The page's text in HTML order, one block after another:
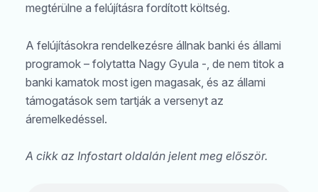
megtérülne a felújításra fordított költség.
A felújításokra rendelkezésre állnak banki és állami
programok – folytatta Nagy Gyula -, de nem titok a
banki kamatok most igen magasak, és az állami
támogatások sem tartják a versenyt az
áremelkedéssel.
A cikk az Infostart oldalán jelent meg először.